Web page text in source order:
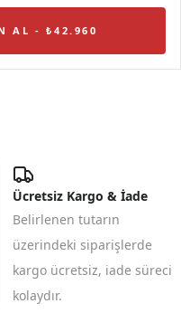
AL - ₺42.960
Ücretsiz Kargo & İade
Belirlenen tutarın
üzerindeki siparişlerde
kargo ücretsiz, iade süreci
kolaydır.